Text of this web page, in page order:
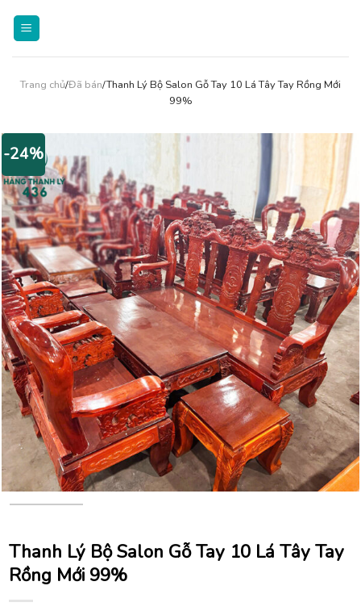
Trang chủ/Đã bán/Thanh Lý Bộ Salon Gỗ Tay 10 Lá Tây Tay Rồng Mới
99%
-24%
Thanh Lý Bộ Salon Gỗ Tay 10 Lá Tây Tay
Rồng Mới 99%